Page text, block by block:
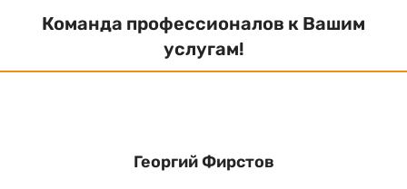
Команда профессионалов к Вашим
услугам!
Георгий Фирстов